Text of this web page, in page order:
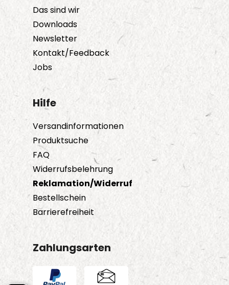
Das sind wir
Downloads
Newsletter
Kontakt/Feedback
Jobs
Hilfe
Versandinformationen
Produktsuche
FAQ
Widerrufsbelehrung
Reklamation/Widerruf
Bestellschein
Barrierefreiheit
Zahlungsarten